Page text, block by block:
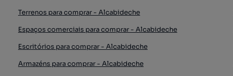
Terrenos para comprar - Alcabideche
Espaços comerciais para comprar - Alcabideche
Escritórios para comprar - Alcabideche
Armazéns para comprar - Alcabideche